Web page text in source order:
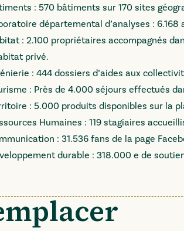
: 570 bâtiments sur 170 sites
départemental d’analyses :
: 2.100 propriétaires accompagnés
privé.
: 444 dossiers d’aides aux
: Près de 4.000 séjours effectués
: 5.000 produits disponibles sur la
Humaines : 119 stagiaires
: 31.536 fans de la page
durable : 318.000 e de